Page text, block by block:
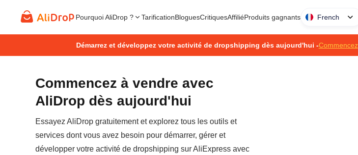
Pourquoi AliDrop ? TarificationBloguesCritiquesAffiliéProduits gagnants French
Démarrez et développez votre activité de dropshipping dès aujourd'hui -Commencez
Commencez à vendre avec
AliDrop dès aujourd'hui
Essayez AliDrop gratuitement et explorez tous les outils et
services dont vous avez besoin pour démarrer, gérer et
développer votre activité de dropshipping sur AliExpress avec